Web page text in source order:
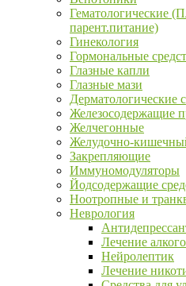
Гематологические
парент.питание)
Гинекология
Гормональные
Глазные капли
Глазные мази
Дерматологические
Железосодержащие
Желчегонные
Желудочно-
Закрепляющие
Иммуномодуляторы
Йодсодержащие
Ноотропные и
Неврология
Лечение
Нейролептик
Лечение